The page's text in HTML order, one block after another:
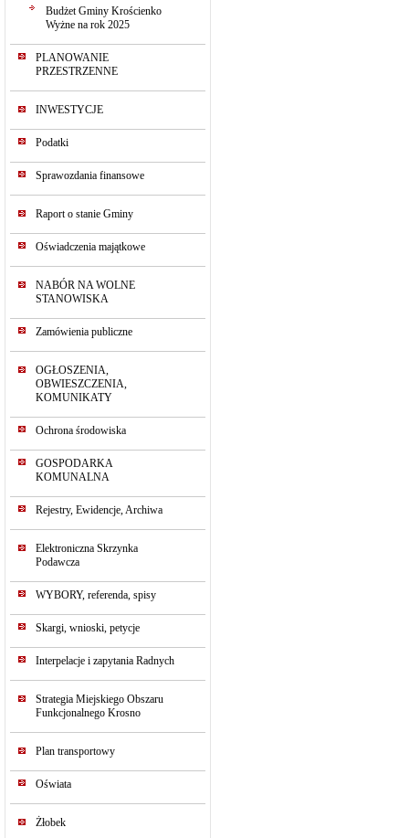
Budżet Gminy Krościenko
Wyżne na rok 2025
PLANOWANIE
PRZESTRZENNE
INWESTYCJE
Podatki
Sprawozdania finansowe
Raport o stanie Gminy
Oświadczenia majątkowe
NABÓR NA WOLNE
STANOWISKA
Zamówienia publiczne
OGŁOSZENIA,
OBWIESZCZENIA,
KOMUNIKATY
Ochrona środowiska
GOSPODARKA
KOMUNALNA
Rejestry, Ewidencje, Archiwa
Elektroniczna Skrzynka
Podawcza
WYBORY, referenda, spisy
Skargi, wnioski, petycje
Interpelacje i zapytania Radnych
Strategia Miejskiego Obszaru
Funkcjonalnego Krosno
Plan transportowy
Oświata
Żłobek